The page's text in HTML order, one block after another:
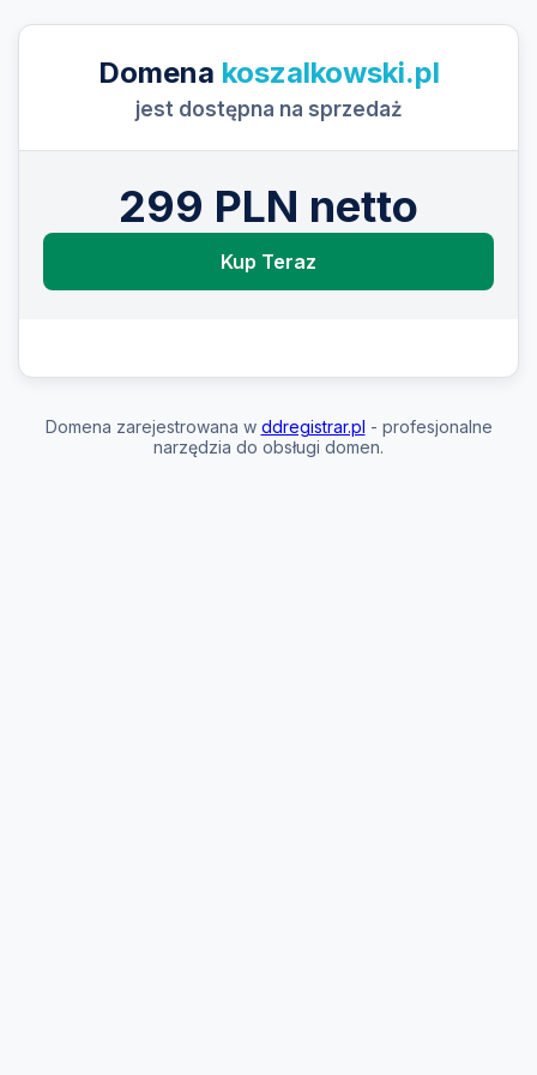
Domena koszalkowski.pl
jest dostępna na sprzedaż
299 PLN netto
Kup Teraz
Domena zarejestrowana w ddregistrar.pl - profesjonalne
narzędzia do obsługi domen.